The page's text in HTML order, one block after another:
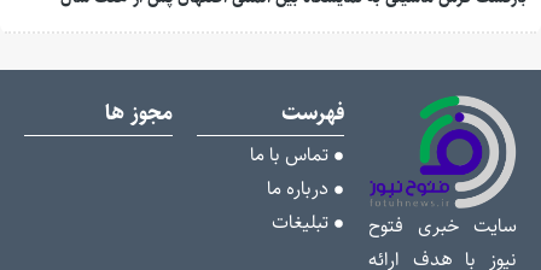
سایت خبری فتوح
نیوز با هدف ارائه
فهرست
تماس با ما
درباره ما
تبلیغات
مجوز ها